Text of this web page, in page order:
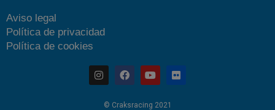
Aviso legal
Política de privacidad
Política de cookies
© Craksracing 2021